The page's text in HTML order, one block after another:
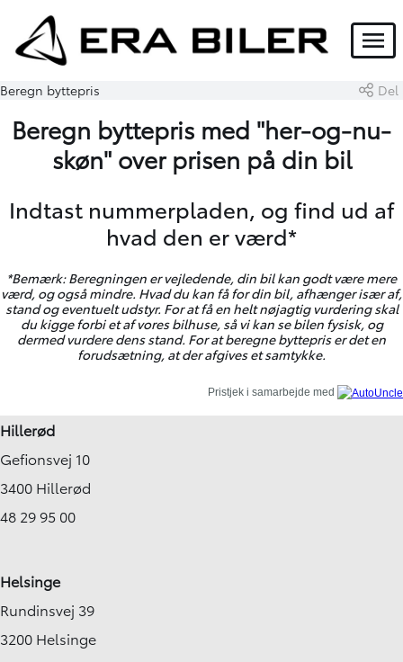
Menu
Beregn byttepris Del
Beregn byttepris med "her-og-nu-
skøn" over prisen på din bil
Indtast nummerpladen, og find ud af
hvad den er værd*
*Bemærk: Beregningen er vejledende, din bil kan godt være mere
værd, og også mindre. Hvad du kan få for din bil, afhænger især af,
stand og eventuelt udstyr. For at få en helt nøjagtig vurdering skal
du kigge forbi et af vores bilhuse, så vi kan se bilen fysisk, og
dermed vurdere dens stand. For at beregne byttepris er det en
forudsætning, at der afgives et samtykke.
Pristjek i samarbejde med
Hillerød
Gefionsvej 10
3400 Hillerød
48 29 95 00
Helsinge
Rundinsvej 39
3200 Helsinge